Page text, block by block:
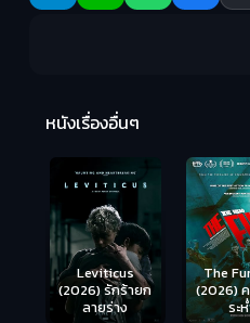
หนังเรื่องอื่นๆ
Leviticus
(2026) รักร้ายก
ลายร่าง
The
(2026)
ระ